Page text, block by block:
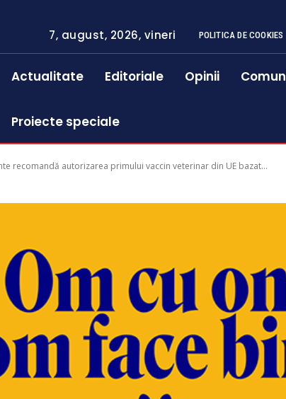
7, august, 2026, vineri POLITICA DE COOKIES
Actualitate Editoriale Opinii
Proiecte speciale
recomandă autorizarea primului vaccin veterinar din UE bazat...